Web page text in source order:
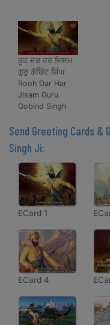
ਰੂਹ ਦਰ ਹਰ ਜਿਸਮ
ਗੁਰੁ ਗੋਬਿੰਦ ਸਿੰਘ
Rooh Dar Har
Jisam Guru
Gobind Singh
Send Greeting Cards &
Singh Ji:
ECard 1
ECard 4